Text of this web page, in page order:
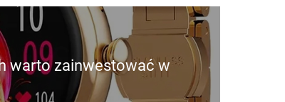
warto zainwestować w